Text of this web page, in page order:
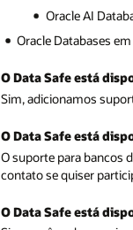
Oracle AI
Oracle Databases
O Data Safe está
Sim, adicionamos
O Data Safe está
O suporte para bancos
contato se quiser
O Data Safe está